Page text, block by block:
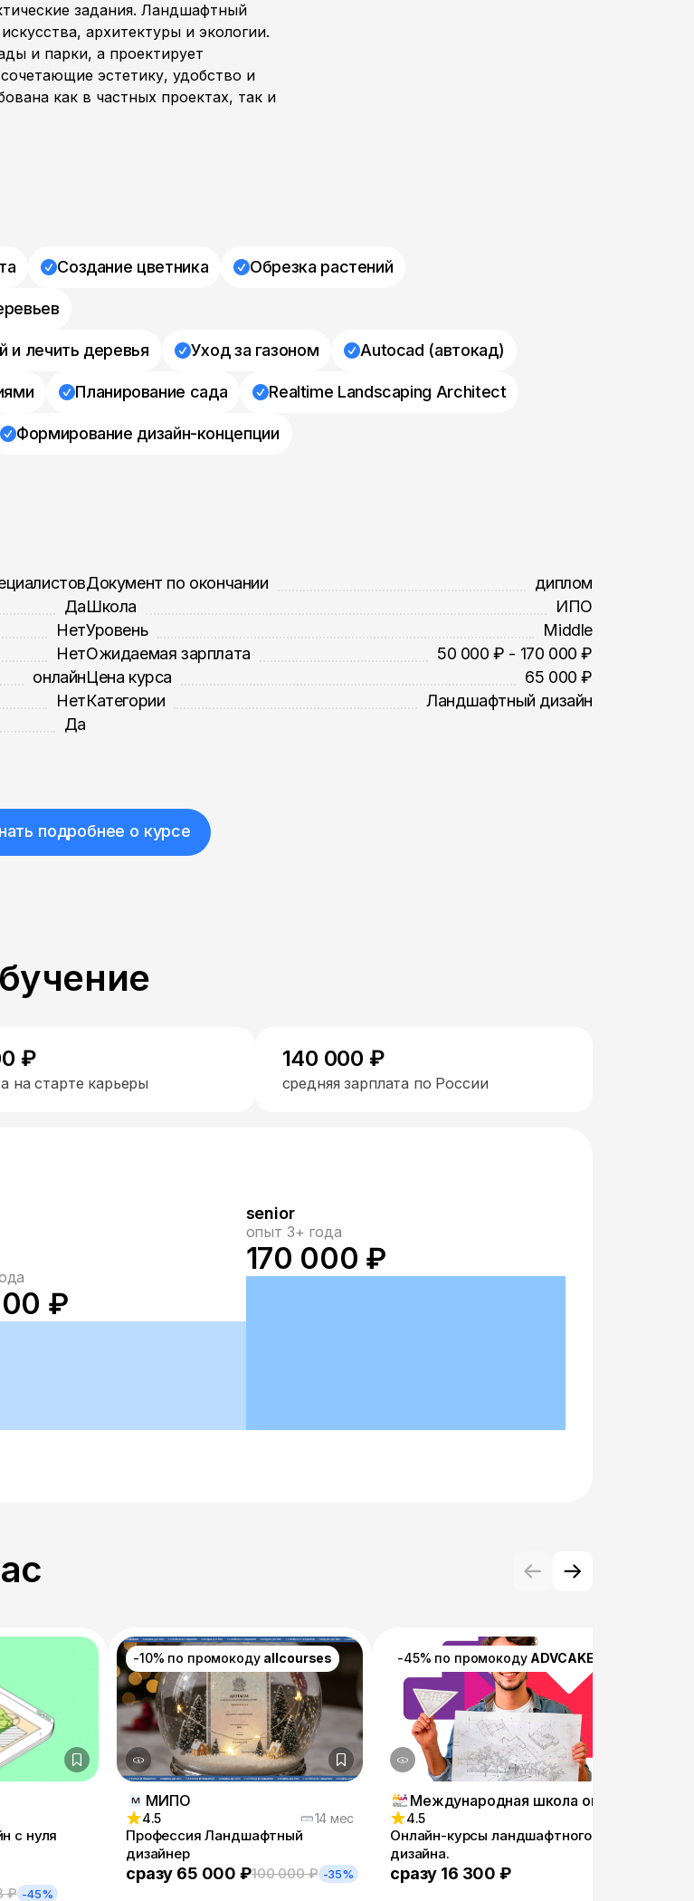
задания. Ландшафтный
архитектуры и экологии.
и парки, а проектирует
эстетику, удобство и
как в частных проектах, так и
Создание цветника Обрезка растений
и лечить деревья Уход за газоном Autocad (автокад)
Планирование сада Realtime Landscaping Architect
Формирование дизайн-концепции
Да
Нет
Нет
онлайн
Нет
Да
Документ по окончании
диплом
Школа
ИПО
Уровень
Middle
Ожидаемая зарплата
50 000 ₽ - 170 000 ₽
Цена курса
65 000 ₽
Категории
Ландшафтный дизайн
подробнее о курсе
₽
на старте карьеры
140 000 ₽
средняя зарплата по России
₽
senior
опыт 3+ года
170 000 ₽
с нуля
₽ -45%
-10% по промокоду allcourses
МИПО
4.5 14 мес
Профессия Ландшафтный
дизайнер
сразу 65 000 ₽100 000 ₽ -35%
-45% по промокоду ADVCAKE25
4.5
Онлайн-курсы ландшафтного
дизайна.
сразу 16 300 ₽